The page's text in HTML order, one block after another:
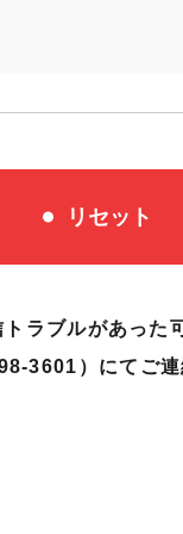
リセット
ラブルがあった
3601）にてご